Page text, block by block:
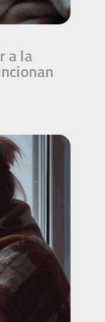
a la